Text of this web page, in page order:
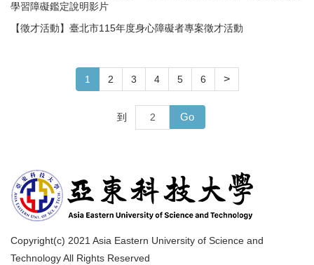
學習障礙鑑定說明影片
【徵才活動】臺北市115年度身心障礙者專案徵才活動
1 2 3 4 5 6 >
到 Go
Copyright(c) 2021 Asia Eastern University of Science and
Technology All Rights Reserved